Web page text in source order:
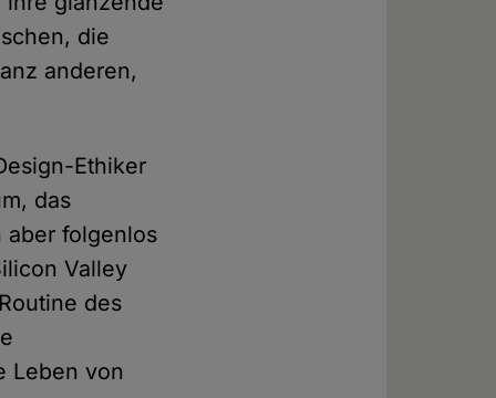
die
anderen,
Ethiker
das
aber folgenlos
Valley
des
Leben von